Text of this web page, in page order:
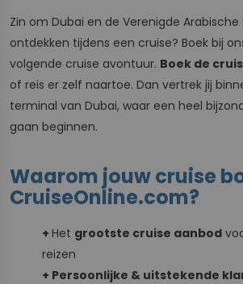
Zin om Dubai en de Verenigde
ontdekken tijdens een cruise? Boek bij
volgende cruise avontuur. Boek de
of reis er zelf naartoe. Dan vertrek jij
terminal van Dubai, waar een heel
gaan beginnen.
Waarom jouw cruise
CruiseOnline.com?
+ Het grootste cruise aanbod
reizen
+ Persoonlijke & uitstekende